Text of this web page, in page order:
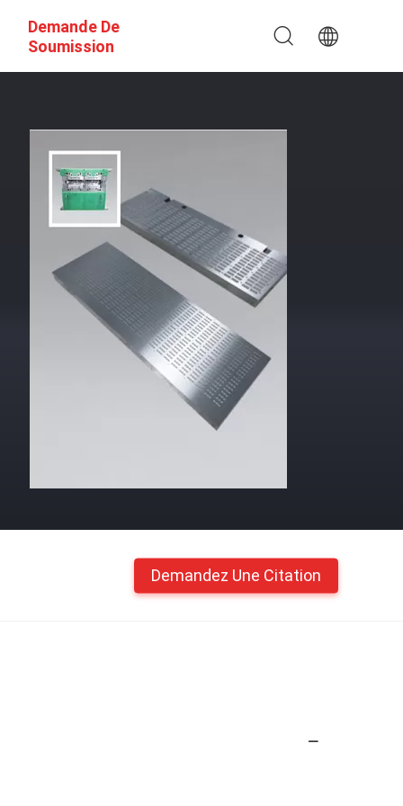
Demande De
Soumission
Demandez Une Citation